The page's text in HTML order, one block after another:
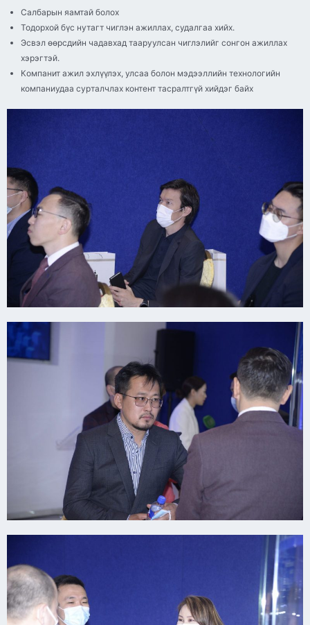
Салбарын яамтай болох
Тодорхой бүс нутагт чиглэн ажиллах, судалгаа хийх.
Эсвэл өөрсдийн чадавхад тааруулсан чиглэлийг сонгон ажиллах
хэрэгтэй.
Компанит ажил эхлүүлэх, улсаа болон мэдээллийн технологийн
компаниудаа сурталчлах контент тасралтгүй хийдэг байх